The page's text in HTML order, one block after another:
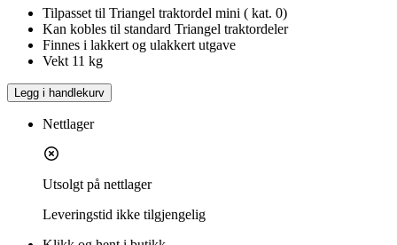
Tilpasset til Triangel traktordel mini ( kat. 0)
Kan kobles til standard Triangel traktordeler
Finnes i lakkert og ulakkert utgave
Vekt 11 kg
Legg i handlekurv
Nettlager
Utsolgt på nettlager
Leveringstid ikke tilgjengelig